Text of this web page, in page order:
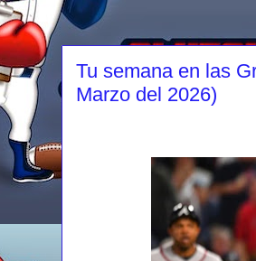
Tu semana en las
Marzo del 2026)